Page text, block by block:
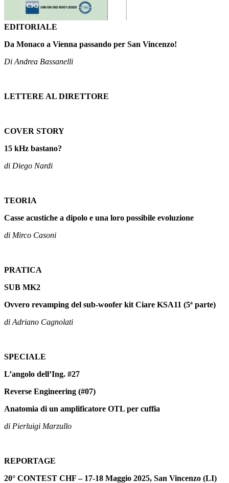
EDITORIALE
Da Monaco a Vienna passando per San Vincenzo!
Di Andrea Bassanelli
LETTERE AL DIRETTORE
COVER STORY
15 kHz bastano?
di Diego Nardi
TEORIA
Casse acustiche a dipolo e una loro possibile evoluzione
di Mirco Casoni
PRATICA
SUB MK2
Ovvero revamping del sub-woofer kit Ciare KSA11 (5ª parte)
di Adriano Cagnolati
SPECIALE
L’angolo dell’Ing. #27
Reverse Engineering (#07)
Anatomia di un amplificatore OTL per cuffia
di Pierluigi Marzullo
REPORTAGE
20° CONTEST CHF – 17-18 Maggio 2025, San Vincenzo (LI)